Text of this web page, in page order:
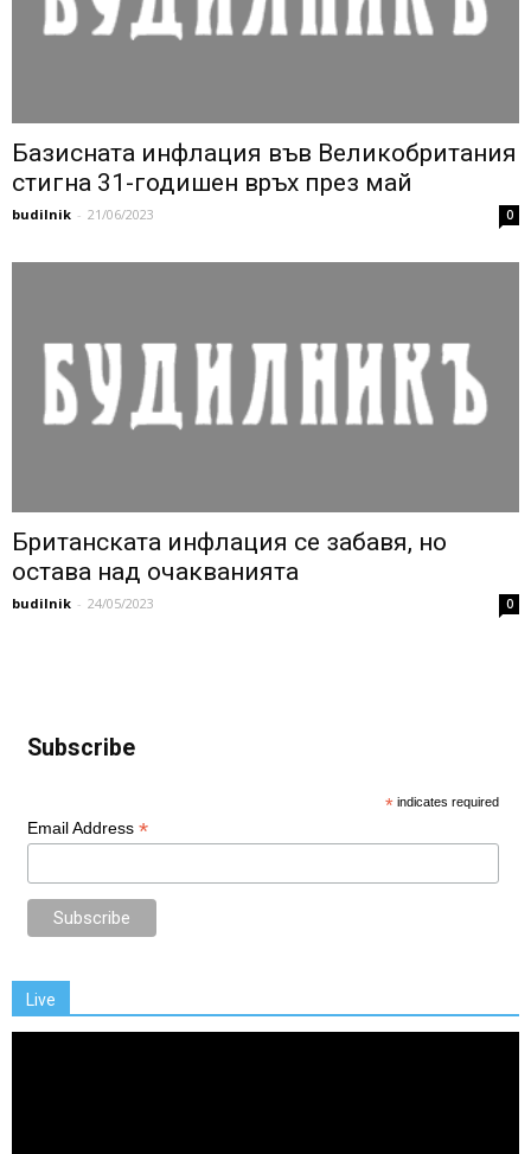
Базисната инфлация във Великобритания
стигна 31-годишен връх през май
budilnik - 21/06/2023 0
Британската инфлация се забавя, но
остава над очакванията
budilnik - 24/05/2023 0
Subscribe
* indicates required
Email Address *
Live